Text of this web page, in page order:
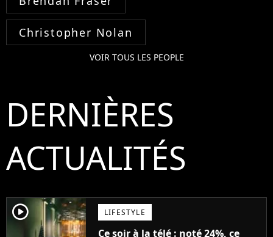
Christopher Nolan
VOIR TOUS LES PEOPLE
DERNIÈRES
ACTUALITÉS
player2 LIFESTYLE
Ce soir à la télé : noté 24%, ce